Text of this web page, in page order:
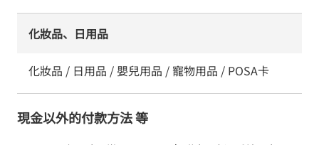
化妝品、日用品
化妝品 / 日用品 / 嬰兒用品 / 寵物用品 / POSA卡
現金以外的付款方法 等